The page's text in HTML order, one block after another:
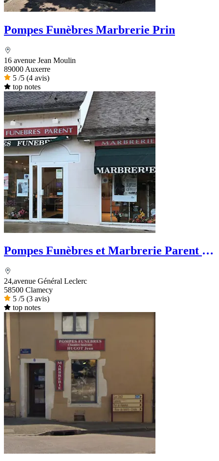
Pompes Funèbres Marbrerie Prin
16 avenue Jean Moulin
89000 Auxerre
5 /5 (4 avis)
top notes
Pompes Funèbres et Marbrerie Parent -
24,avenue Général Leclerc
58500 Clamecy
5 /5 (3 avis)
top notes